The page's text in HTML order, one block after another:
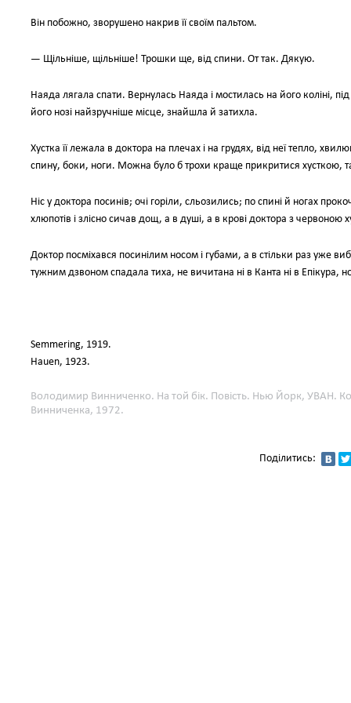
Він побожно, зворушено накрив її своїм пальтом.
— Щільніше, щільніше! Трошки ще, від спини. От так. Дякую.
Наяда лягала спати. Вернулась Наяда і мостилась на його коліні,
його нозі найзручніше місце, знайшла й затихла.
Хустка її лежала в доктора на плечах і на грудях, від неї тепло,
спину, боки, ноги. Можна було б трохи краще прикритися хусткою,
Ніс у доктора посинів; очі горіли, сльозились; по спині й ногах
хлюпотів і злісно сичав дощ, а в душі, а в крові доктора з
Доктор посміхався посинілим носом і губами, а в стільки раз уже
тужним дзвоном спадала тиха, не вичитана ні в Канта ні в Епікура,
Semmering, 1919.
Hauen, 1923.
Володимир Винниченко. На той бік. Повість. Нью Йорк, УВАН.
Винниченка, 1972.
Поділитись: